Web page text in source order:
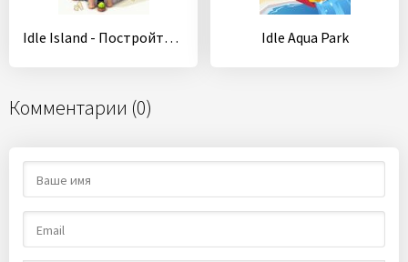
Idle Island - Постройте город на своем острове! Idle Aqua Park
Комментарии (0)